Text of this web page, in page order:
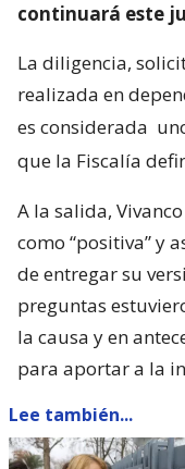
continuará este
La diligencia,
realizada en
es considerada
que la Fiscalía
A la salida,
como “positiva” y
de entregar su
preguntas
la causa y en
para aportar a la
Lee también...